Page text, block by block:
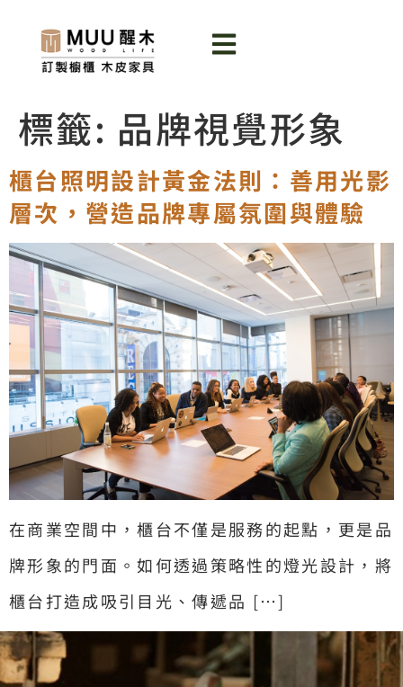
標籤: 品牌視覺形象
櫃台照明設計黃金法則：善用光影
層次，營造品牌專屬氛圍與體驗
在商業空間中，櫃台不僅是服務的起點，更是品
牌形象的門面。如何透過策略性的燈光設計，將
櫃台打造成吸引目光、傳遞品 […]